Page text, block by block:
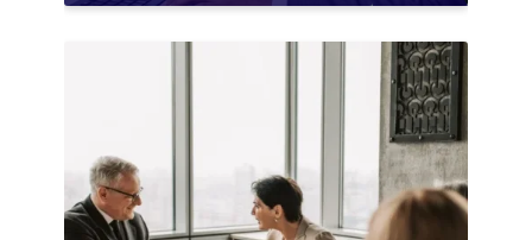
WALLONIE SUR LA
TRANSMISSION